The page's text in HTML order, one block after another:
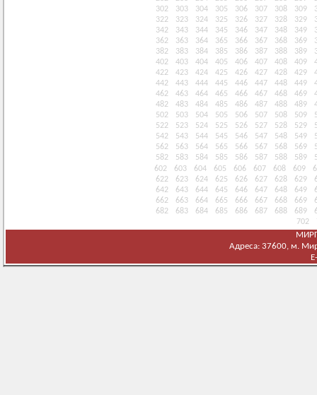
302
303 304 305 306 307 308 309
322
323 324 325 326 327 328 329
342
343 344 345 346 347 348 349
362
363 364 365 366 367 368 369
382
383 384 385 386 387 388 389
402
403 404 405 406 407 408 409
422
423 424 425 426 427 428 429
442
443 444 445 446 447 448 449
462
463 464 465 466 467 468 469
482
483 484 485 486 487 488 489
502
503 504 505 506 507 508 509
522
523 524 525 526 527 528 529
542
543 544 545 546 547 548 549
562
563 564 565 566 567 568 569
582
583 584 585 586 587 588 589
602
603 604 605 606 607 608 609
622
623 624 625 626 627 628 629
642
643 644 645 646 647 648 649
662
663 664 665 666 667 668 669
682
683 684 685 686 687 688 689
702
Адреса: 37600, м.